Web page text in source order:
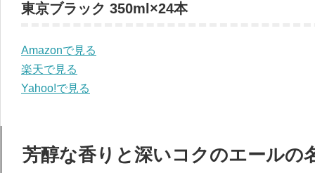
東京ブラック 350ml×24本
Amazonで見る
楽天で見る
Yahoo!で見る
芳醇な香りと深いコクのエールの